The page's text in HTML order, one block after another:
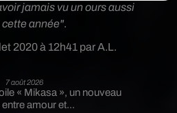
2020 à 12h41 par A.L.
jamais vu un ours aussi
cette année".
7 août 2026
« Mikasa », un nouveau
entre amour et...